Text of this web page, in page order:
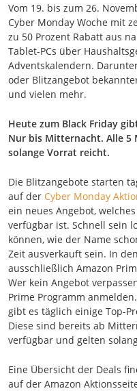
Vom 19. bis zum 26.
Cyber Monday Woche mit
zu 50 Prozent Rabatt aus
Tablet-PCs über
Adventskalendern.
oder Blitzangebot
und vielen mehr.
Heute zum Black Friday
Nur bis Mitternacht. Alle 5
solange Vorrat reicht.
Die Blitzangebote starten
auf der Cyber Monday
ein neues Angebot,
verfügbar ist. Schnell sein
können, wie der Name
Zeit ausverkauft sein. In
ausschließlich Amazon
Wer kein Angebot
Prime Programm
gibt es täglich einige Top-
Diese sind bereits ab
verfügbar und gelten
Eine Übersicht der Deals
auf der Amazon